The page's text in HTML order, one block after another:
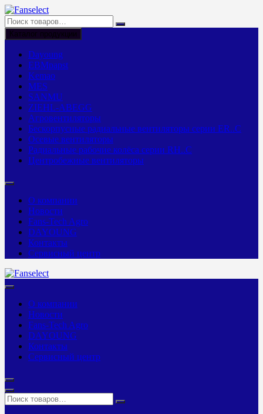
Перейти
к
содержимому
Каталог продукции
Dayoung
EBMpapst
Kemao
MES
SANMU
ZIEHL-ABEGG
Агровентиляторы
Бескорпусные радиальные вентиляторы серии ER..C
Осевые вентиляторы
Радиальные рабочие колёса серии RH..C
Центробежные вентиляторы
О компании
Новости
Fans-Tech Agro
DAYOUNG
Контакты
Сервисный центр
О компании
Новости
Fans-Tech Agro
DAYOUNG
Контакты
Сервисный центр